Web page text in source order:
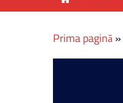
Prima pagină»